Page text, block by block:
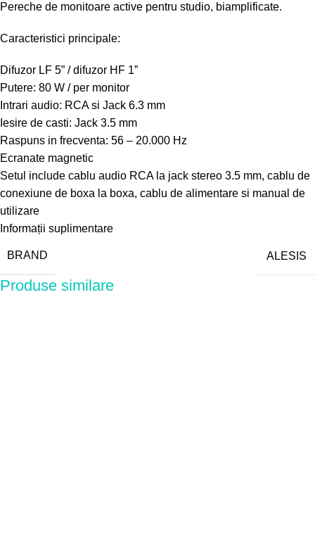
Pereche de monitoare active pentru studio, biamplificate.
Caracteristici principale:
Difuzor LF 5” / difuzor HF 1”
Putere: 80 W / per monitor
Intrari audio: RCA si Jack 6.3 mm
Iesire de casti: Jack 3.5 mm
Raspuns in frecventa: 56 – 20.000 Hz
Ecranate magnetic
Setul include cablu audio RCA la jack stereo 3.5 mm, cablu de
conexiune de boxa la boxa, cablu de alimentare si manual de
utilizare
Informații suplimentare
BRAND ALESIS
Produse similare